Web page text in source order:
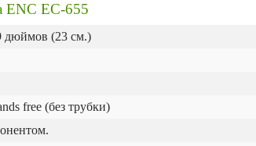
ENC EC-655
(23 см.)
free (без трубки)